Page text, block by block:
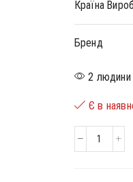
Країна
Бренд
2 людини
Є в